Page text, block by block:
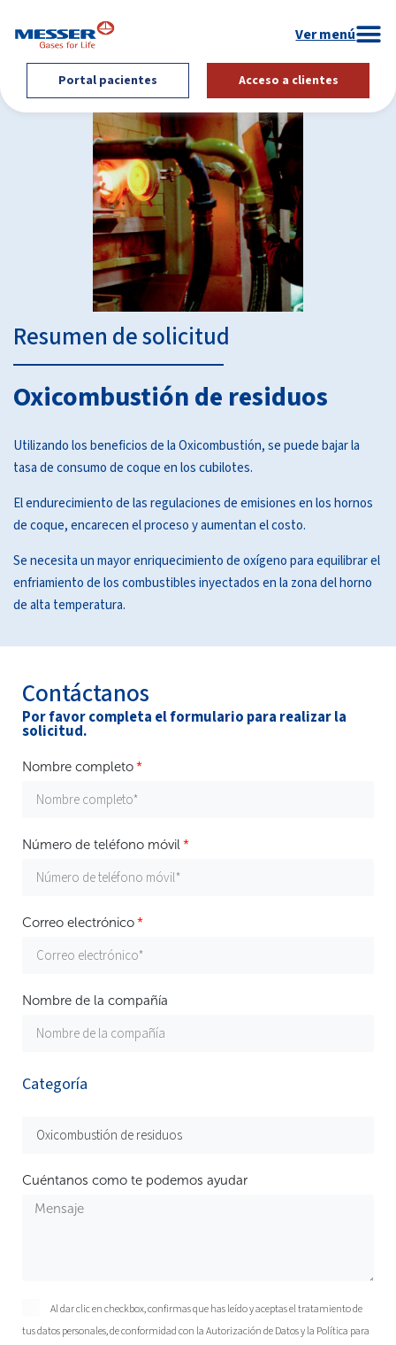
Portal pacientes Acceso a clientes
Contáctanos
Por favor completa el formulario para realizar la
solicitud.
Nombre completo
Número de teléfono móvil
Correo electrónico
Nombre de la compañía
Categoría
Cuéntanos como te podemos ayudar
Al dar clic en checkbox, confirmas que has leído y aceptas el tratamiento de
tus datos personales, de conformidad con laAutorización de Datosy la Política para
Resumen de solicitud
Oxicombustión de residuos
Utilizando los beneficios de la Oxicombustión, se puede bajar la
tasa de consumo de coque en los cubilotes.
El endurecimiento de las regulaciones de emisiones en los hornos
de coque, encarecen el proceso y aumentan el costo.
Se necesita un mayor enriquecimiento de oxígeno para equilibrar el
enfriamiento de los combustibles inyectados en la zona del horno
de alta temperatura.